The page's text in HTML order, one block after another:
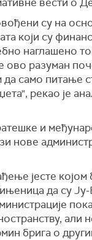
су на
који су
наглашено
ово разуман
да само питање
рекао је
и
нове
јесте
да су
али
брига о